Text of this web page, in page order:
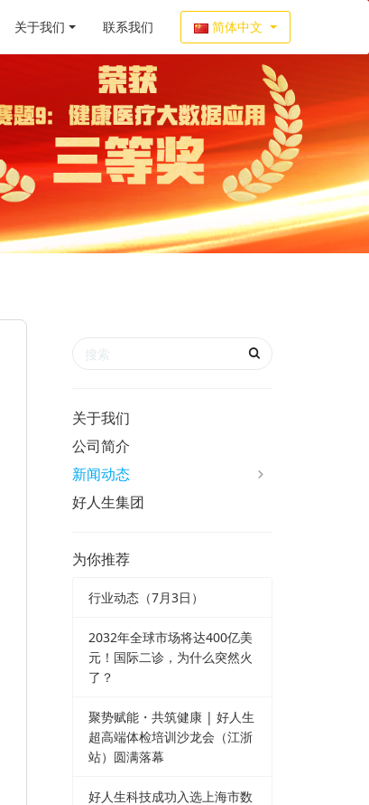
关于我们 联系我们 简体中文
关于我们
公司简介
新闻动态
好人生集团
为你推荐
行业动态（7月3日）
2032年全球市场将达400亿美
元！国际二诊，为什么突然火
了？
聚势赋能・共筑健康 | 好人生
超高端体检培训沙龙会（江浙
站）圆满落幕
好人生科技成功入选上海市数